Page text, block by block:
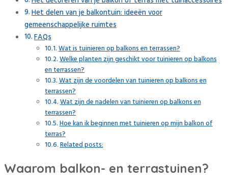
Het delen van je balkontuin: ideeën voor
gemeenschappelijke ruimtes
FAQs
Wat is tuinieren op balkons en terrassen?
Welke planten zijn geschikt voor tuinieren op balkons
en terrassen?
Wat zijn de voordelen van tuinieren op balkons en
terrassen?
Wat zijn de nadelen van tuinieren op balkons en
terrassen?
Hoe kan ik beginnen met tuinieren op mijn balkon of
terras?
Related posts:
Waarom balkon- en terrastuinen?